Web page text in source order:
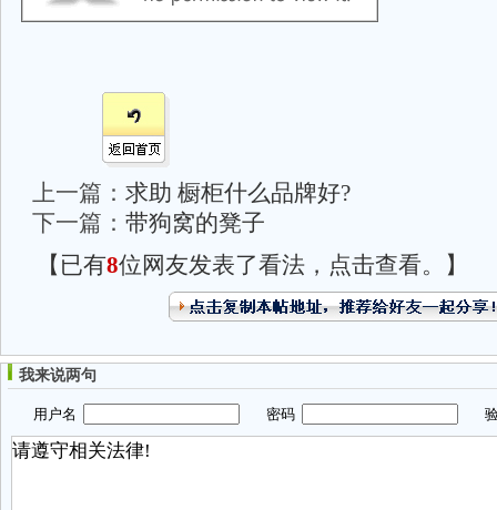
上一篇： 求助 橱柜什么品牌好?
下一篇： 带狗窝的凳子
【已有8位网友发表了看法，点击查看。】
我来说两句
用户名 密码 验